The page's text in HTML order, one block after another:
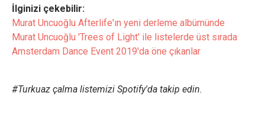
İlginizi çekebilir:
Murat Uncuoğlu Afterlife'ın yeni derleme albümünde
Murat Uncuoğlu 'Trees of Light' ile listelerde üst sırada
Amsterdam Dance Event 2019'da öne çıkanlar
#Turkuaz çalma listemizi Spotify'da takip edin.